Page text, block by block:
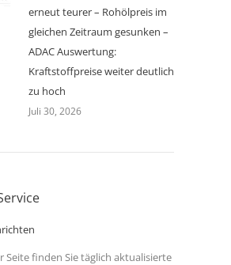
erneut teurer – Rohölpreis im
gleichen Zeitraum gesunken –
ADAC Auswertung:
Kraftstoffpreise weiter deutlich
zu hoch
Juli 30, 2026
Seite finden Sie täglich aktualisierte